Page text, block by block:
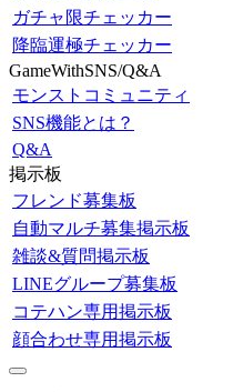
ガチャ限チェッカー
降臨運極チェッカー
GameWithSNS/Q&A
モンストコミュニティ
SNS機能とは？
Q&A
掲示板
フレンド募集板
自動マルチ募集掲示板
雑談&質問掲示板
LINEグループ募集板
コテハン専用掲示板
顔合わせ専用掲示板